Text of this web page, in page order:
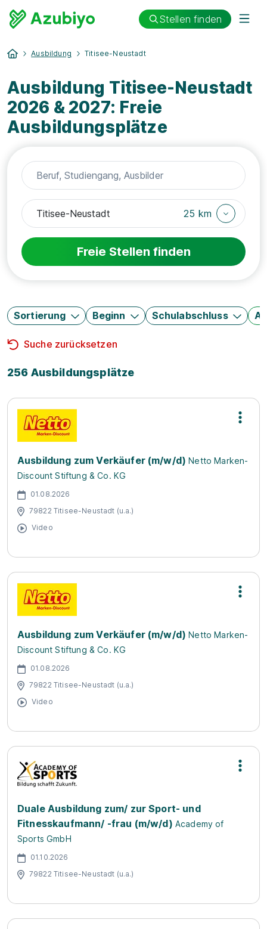
Stellen finden
Ausbildung Titisee-Neustadt
Ausbildung Titisee-Neustadt
2026 & 2027: Freie
Ausbildungsplätze
25 km
Freie Stellen finden
Sortierung Beginn Schulabschluss
Suche zurücksetzen
256 Ausbildungsplätze
Ausbildung zum Verkäufer (m/w/d) Netto Marken-
Discount Stiftung & Co. KG
01.08.2026
79822 Titisee-Neustadt (u.a.)
Video
Ausbildung zum Verkäufer (m/w/d) Netto Marken-
Discount Stiftung & Co. KG
01.08.2026
79822 Titisee-Neustadt (u.a.)
Video
Duale Ausbildung zum/ zur Sport- und
Fitnesskaufmann/ -frau (m/w/d) Academy of
Sports GmbH
01.10.2026
79822 Titisee-Neustadt (u.a.)